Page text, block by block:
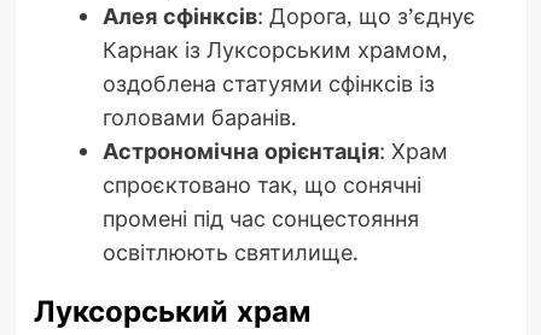
Алея сфінксів: Дорога, що з’єднує
Карнак із Луксорським храмом,
оздоблена статуями сфінксів із
головами баранів.
Астрономічна орієнтація: Храм
спроєктовано так, що сонячні
промені під час сонцестояння
освітлюють святилище.
Луксорський храм